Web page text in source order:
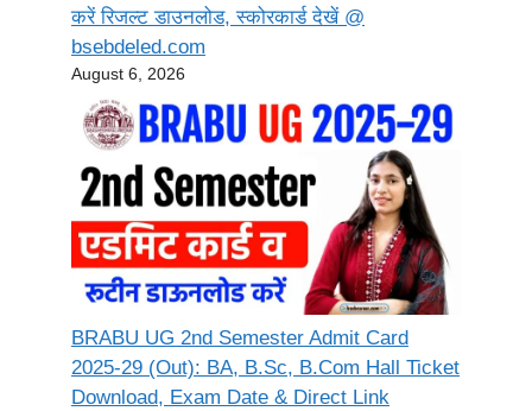
करें रिजल्ट डाउनलोड, स्कोरकार्ड देखें @
bsebdeled.com
August 6, 2026
BRABU UG 2nd Semester Admit Card
2025-29 (Out): BA, B.Sc, B.Com Hall Ticket
Download, Exam Date & Direct Link